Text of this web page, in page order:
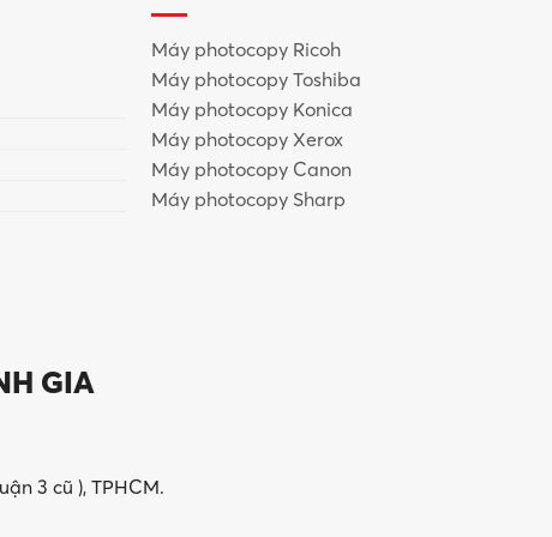
nằm ở sự cân bằng hoàn hảo giữa
Máy photocopy Ricoh
Máy photocopy Toshiba
Máy photocopy Konica
Máy photocopy Xerox
Máy photocopy Canon
Máy photocopy Sharp
GIA
3 cũ ), TPHCM.